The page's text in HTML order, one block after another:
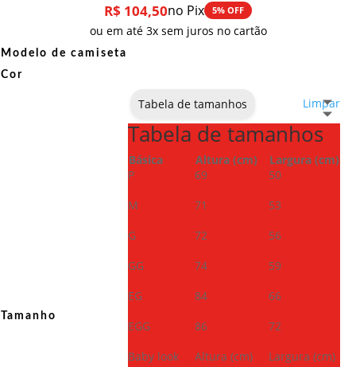
R$ 104,50no Pix 5% OFF
ou em até 3x sem juros no cartão
Modelo de camiseta
Cor
Tamanho
Limpar
Tabela de tamanhos
Tabela de tamanhos
Básica Altura (cm)
Largura (cm)
P
69
50
M
71
53
G
72
56
GG
74
59
EG
84
66
EGG
86
72
Baby look
Altura (cm)
Largura (cm)